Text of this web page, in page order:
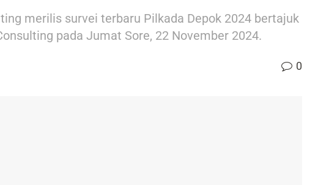
merilis survei terbaru Pilkada Depok 2024 bertajuk
pada Jumat Sore, 22 November 2024.
0